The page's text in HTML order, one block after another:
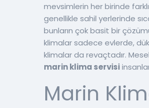
mevsimlerin her birinde
genellikle sahil yerlerinde
bunların çok basit bir
klimalar sadece evlerde,
klimalar da revaçtadır.
marin klima servisi
Marin